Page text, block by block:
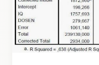
SPSS